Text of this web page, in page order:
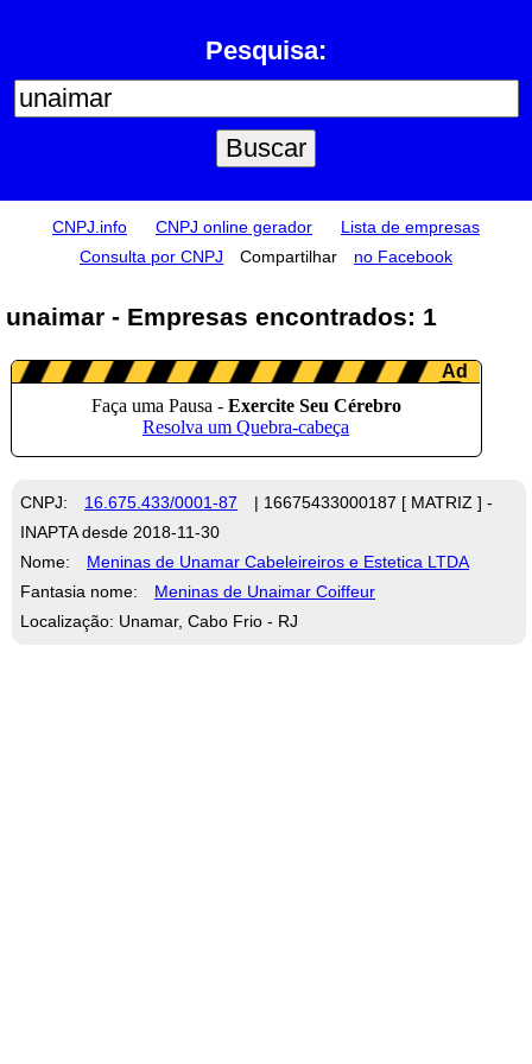
Pesquisa:
CNPJ.info CNPJ online gerador
Lista de empresas
Consulta por CNPJ
Compartilhar no Facebook
unaimar - Empresas encontrados: 1
CNPJ: 16.675.433/0001-87
| 16675433000187 [ MATRIZ ] -
INAPTA desde 2018-11-30
Nome:
Meninas de Unamar Cabeleireiros e Estetica LTDA
Fantasia nome:
Meninas de Unaimar Coiffeur
Localização: Unamar, Cabo Frio - RJ